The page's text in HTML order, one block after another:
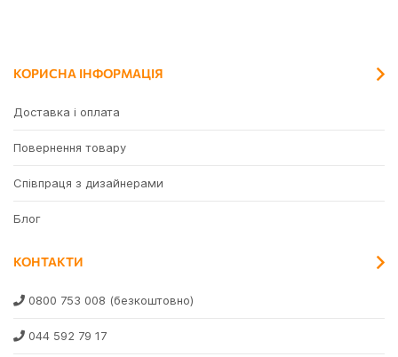
КОРИСНА ІНФОРМАЦІЯ
Доставка і оплата
Повернення товару
Співпраця з дизайнерами
Блог
КОНТАКТИ
0800 753 008 (безкоштовно)
044 592 79 17